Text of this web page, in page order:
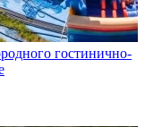
гостинично-